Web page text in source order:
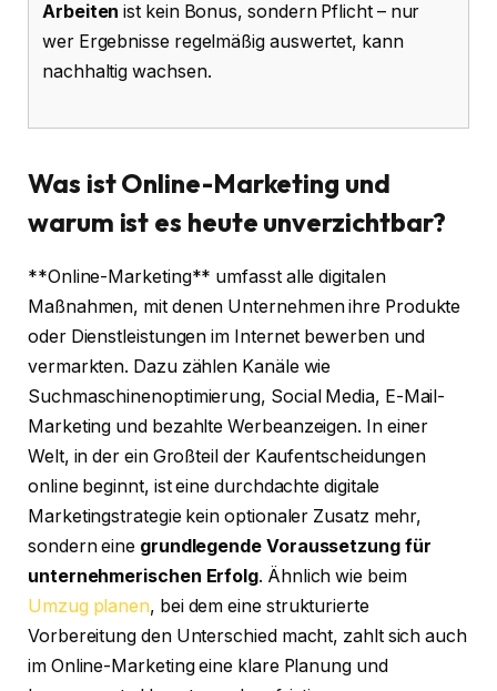
Arbeiten ist kein Bonus, sondern Pflicht – nur
wer Ergebnisse regelmäßig auswertet, kann
nachhaltig wachsen.
Was ist Online-Marketing und
warum ist es heute unverzichtbar?
**Online-Marketing** umfasst alle digitalen
Maßnahmen, mit denen Unternehmen ihre Produkte
oder Dienstleistungen im Internet bewerben und
vermarkten. Dazu zählen Kanäle wie
Suchmaschinenoptimierung, Social Media, E-Mail-
Marketing und bezahlte Werbeanzeigen. In einer
Welt, in der ein Großteil der Kaufentscheidungen
online beginnt, ist eine durchdachte digitale
Marketingstrategie kein optionaler Zusatz mehr,
sondern eine grundlegende Voraussetzung für
unternehmerischen Erfolg. Ähnlich wie beim
Umzug planen, bei dem eine strukturierte
Vorbereitung den Unterschied macht, zahlt sich auch
im Online-Marketing eine klare Planung und